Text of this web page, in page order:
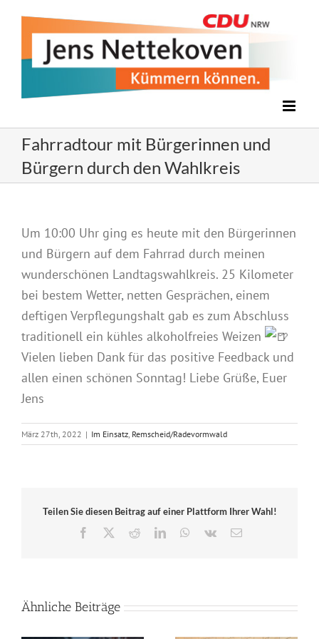
Fahrradtour mit Bürgerinnen und
Bürgern durch den Wahlkreis
Um 10:00 Uhr ging es heute mit den Bürgerinnen
und Bürgern auf dem Fahrrad durch meinen
wunderschönen Landtagswahlkreis. 25 Kilometer
bei bestem Wetter, netten Gesprächen, einem
deftigen Verpflegungshalt gab es zum Abschluss
traditionell ein kühles alkoholfreies Weizen
Vielen lieben Dank für das positive Feedback und
allen einen schönen Sonntag! Liebe Grüße, Euer
Jens
März 27th, 2022 | Im Einsatz, Remscheid/Radevormwald
Teilen Sie diesen Beitrag auf einer Plattform Ihrer Wahl!
Facebook
RedditLinkedInWhatsApp
Vk
E-
Ähnliche Beiträge